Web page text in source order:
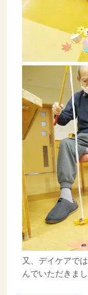
又、デイケアで
んでいただきまし